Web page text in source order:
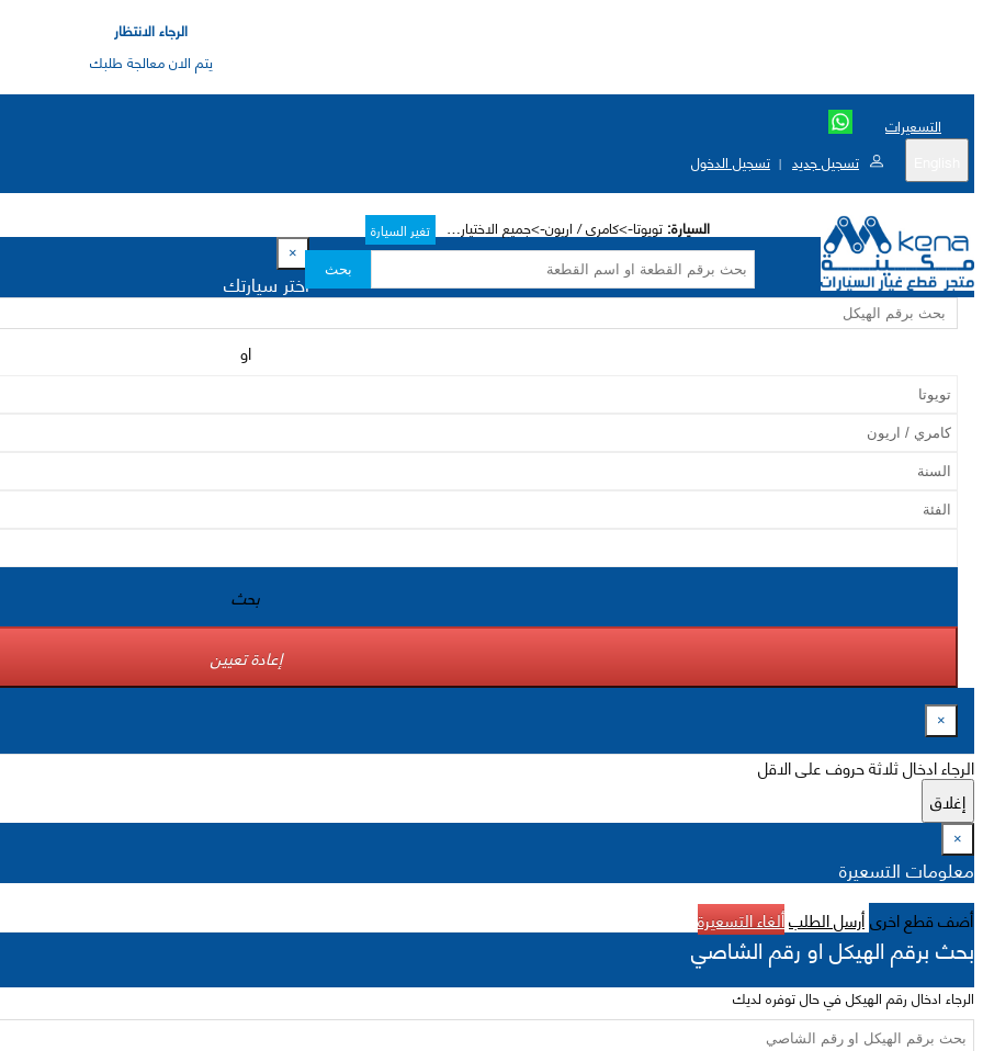
الرجاء الانتظار
يتم الان معالجة طلبك
التسعيرات
تسجيل جديد | تسجيل الدخول
السيارة: تويوتا->كامري / اريون->جميع الاختيارات-> تغير السيارة
بحث
×
اختر سيارتك
او
بحث
إعادة تعيين
×
الرجاء ادخال ثلاثة حروف على الاقل
إغلاق
×
معلومات التسعيرة
أضف قطع اخرىأرسل الطلبألغاء التسعيرة
بحث برقم الهيكل او رقم الشاصي
الرجاء ادخال رقم الهيكل في حال توفره لديك